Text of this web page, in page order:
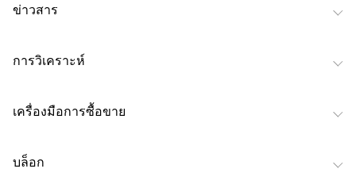
ข่าวสาร
การวิเคราะห์
เครื่องมือการซื้อขาย
บล็อก